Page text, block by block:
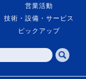
営業活動
技術・設備・サービス
ピックアップ